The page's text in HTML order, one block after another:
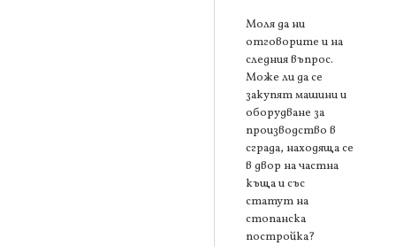
Моля да ни
отговорите и на
следния въпрос.
Може ли да се
закупят машини и
оборудване за
производство в
сграда, находяща се
в двор на частна
къща и със
статут на
стопанска
постройка?